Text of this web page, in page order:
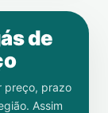
de
preço, prazo
Assim